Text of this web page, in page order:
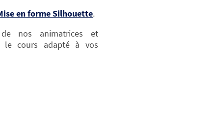
en forme Silhouette.
de nos animatrices et
le cours adapté à vos